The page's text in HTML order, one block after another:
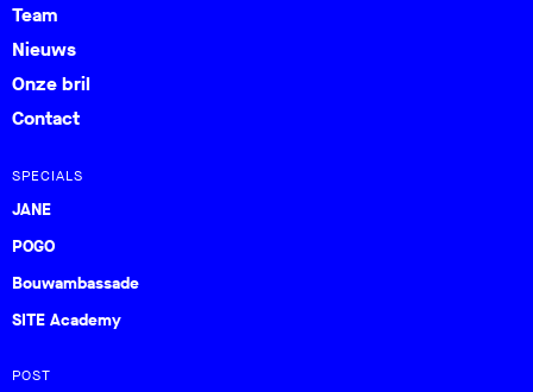
Team
Nieuws
Onze bril
Contact
SPECIALS
JANE
POGO
Bouwambassade
SITE Academy
POST